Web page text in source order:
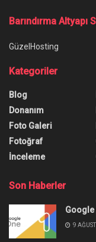
Barındırma Altyapı
GüzelHosting
Kategoriler
Blog
Donanım
Foto Galeri
Fotoğraf
İnceleme
Son Haberler
Google
9